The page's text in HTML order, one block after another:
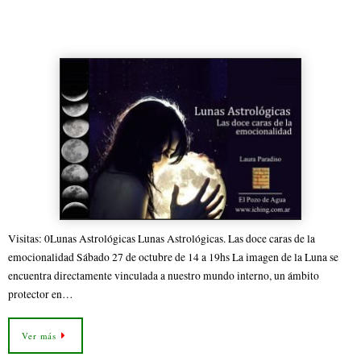
Visitas: 0Lunas Astrológicas Lunas Astrológicas. Las doce caras de la
emocionalidad Sábado 27 de octubre de 14 a 19hs La imagen de la Luna se
encuentra directamente vinculada a nuestro mundo interno, un ámbito
protector en…
Ver más